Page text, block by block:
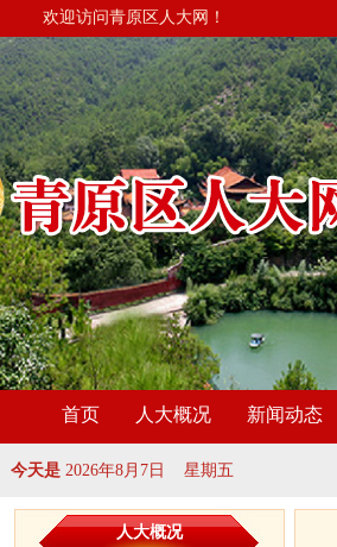
欢迎访问青原区人大网！
首页 人大概况 新闻动态
今天是 2026年8月7日 星期五
人大概况